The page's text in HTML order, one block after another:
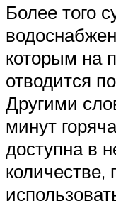
Более того
которым на
отводится
Другими
минут
доступна в
количестве,